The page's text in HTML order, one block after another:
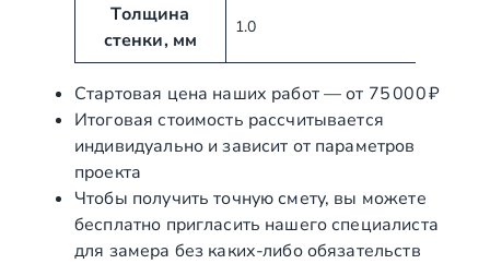
Толщина
стенки, мм
1.0
Стартовая цена наших работ — от 75 000 ₽
Итоговая стоимость рассчитывается
индивидуально и зависит от параметров
проекта
Чтобы получить точную смету, вы можете
бесплатно пригласить нашего специалиста
для замера без каких‑либо обязательств